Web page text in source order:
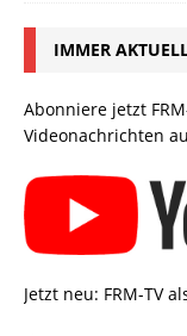
IMMER
Abonniere jetzt
Videonachrichten
Jetzt neu: FRM-TV